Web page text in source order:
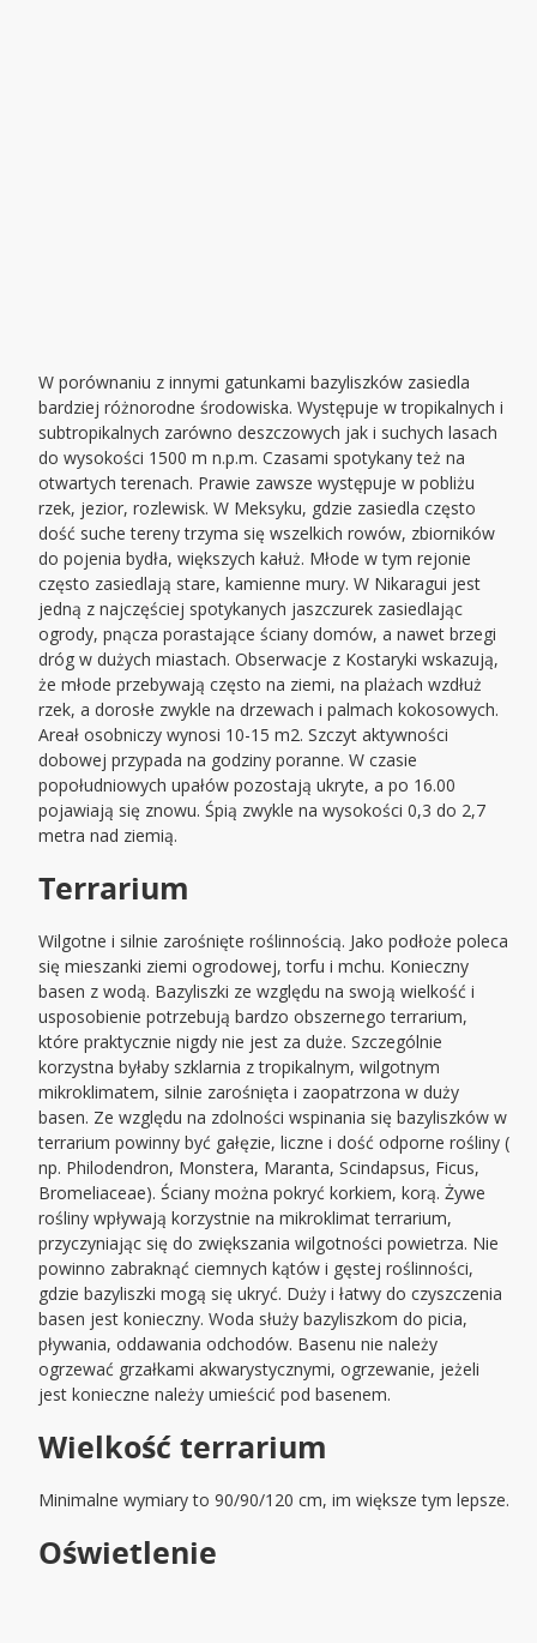
W porównaniu z innymi gatunkami bazyliszków zasiedla
bardziej różnorodne środowiska. Występuje w tropikalnych i
subtropikalnych zarówno deszczowych jak i suchych lasach
do wysokości 1500 m n.p.m. Czasami spotykany też na
otwartych terenach. Prawie zawsze występuje w pobliżu
rzek, jezior, rozlewisk. W Meksyku, gdzie zasiedla często
dość suche tereny trzyma się wszelkich rowów, zbiorników
do pojenia bydła, większych kałuż. Młode w tym rejonie
często zasiedlają stare, kamienne mury. W Nikaragui jest
jedną z najczęściej spotykanych jaszczurek zasiedlając
ogrody, pnącza porastające ściany domów, a nawet brzegi
dróg w dużych miastach. Obserwacje z Kostaryki wskazują,
że młode przebywają często na ziemi, na plażach wzdłuż
rzek, a dorosłe zwykle na drzewach i palmach kokosowych.
Areał osobniczy wynosi 10-15 m2. Szczyt aktywności
dobowej przypada na godziny poranne. W czasie
popołudniowych upałów pozostają ukryte, a po 16.00
pojawiają się znowu. Śpią zwykle na wysokości 0,3 do 2,7
metra nad ziemią.
Terrarium
Wilgotne i silnie zarośnięte roślinnością. Jako podłoże poleca
się mieszanki ziemi ogrodowej, torfu i mchu. Konieczny
basen z wodą. Bazyliszki ze względu na swoją wielkość i
usposobienie potrzebują bardzo obszernego terrarium,
które praktycznie nigdy nie jest za duże. Szczególnie
korzystna byłaby szklarnia z tropikalnym, wilgotnym
mikroklimatem, silnie zarośnięta i zaopatrzona w duży
basen. Ze względu na zdolności wspinania się bazyliszków w
terrarium powinny być gałęzie, liczne i dość odporne rośliny (
np. Philodendron, Monstera, Maranta, Scindapsus, Ficus,
Bromeliaceae). Ściany można pokryć korkiem, korą. Żywe
rośliny wpływają korzystnie na mikroklimat terrarium,
przyczyniając się do zwiększania wilgotności powietrza. Nie
powinno zabraknąć ciemnych kątów i gęstej roślinności,
gdzie bazyliszki mogą się ukryć. Duży i łatwy do czyszczenia
basen jest konieczny. Woda służy bazyliszkom do picia,
pływania, oddawania odchodów. Basenu nie należy
ogrzewać grzałkami akwarystycznymi, ogrzewanie, jeżeli
jest konieczne należy umieścić pod basenem.
Wielkość terrarium
Minimalne wymiary to 90/90/120 cm, im większe tym lepsze.
Oświetlenie